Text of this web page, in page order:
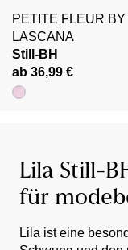
PETITE FLEUR BY
LASCANA
Still-BH
ab 36,99 €
Lila Still-
für
Lila ist eine